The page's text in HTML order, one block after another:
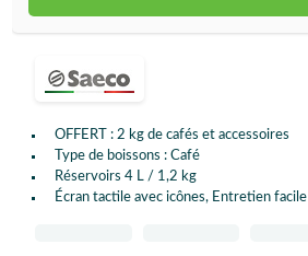
OFFERT : 2 kg de cafés et accessoires
Type de boissons : Café
Réservoirs 4 L / 1,2 kg
Écran tactile avec icônes, Entretien facile